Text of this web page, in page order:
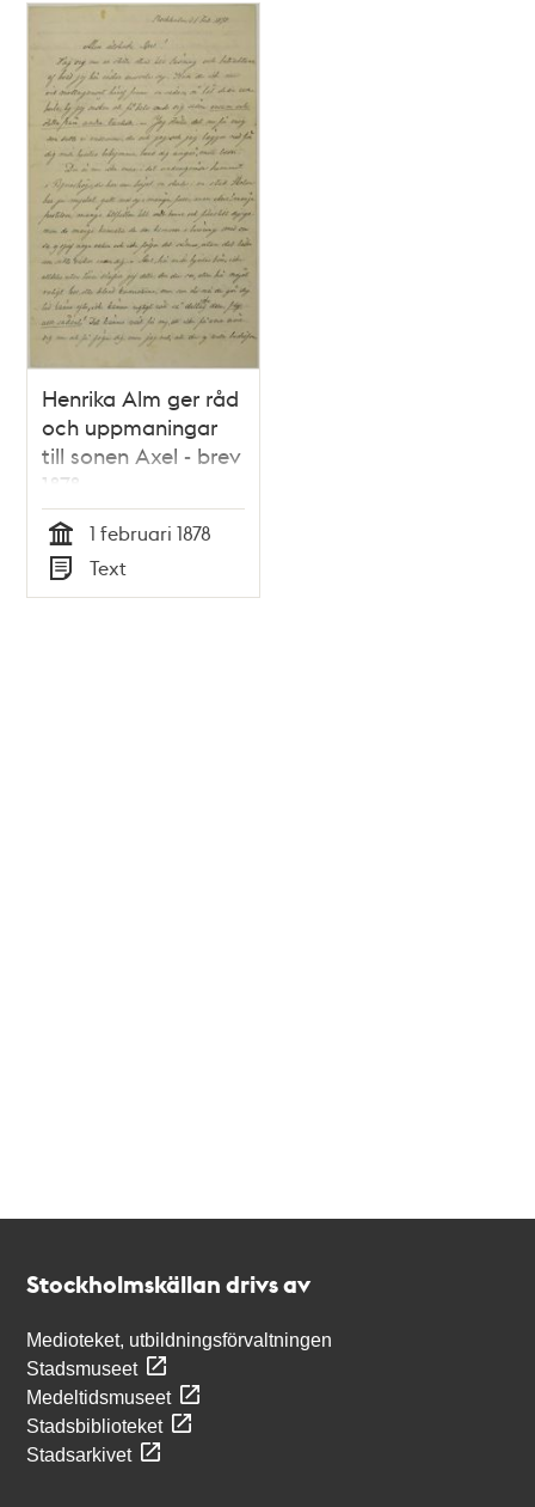
Henrika Alm ger råd
och uppmaningar
till sonen Axel - brev
1878
Tid
1 februari 1878
Typ
Text
Stockholmskällan drivs av
Medioteket, utbildningsförvaltningen
Stadsmuseet
Medeltidsmuseet
Stadsbiblioteket
Stadsarkivet